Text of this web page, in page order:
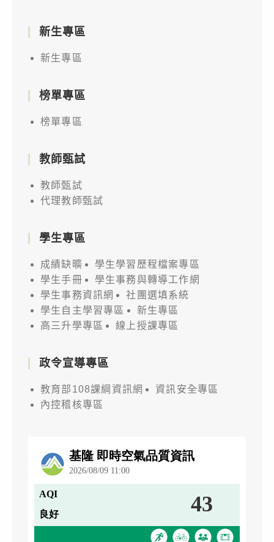
新生專區
新生專區
榜單專區
榜單專區
教師甄試
教師甄試
代理教師甄試
學生專區
成績缺曠
學生學習歷程檔案專區
學生手冊
學生事務與轉導工作網
學生事務資訊網
社團選填系統
學生自主學習專區
新生專區
高三升學專區
線上授課專區
政令宣導專區
教育部108課綱資訊網
資訊安全專區
內控稽核專區